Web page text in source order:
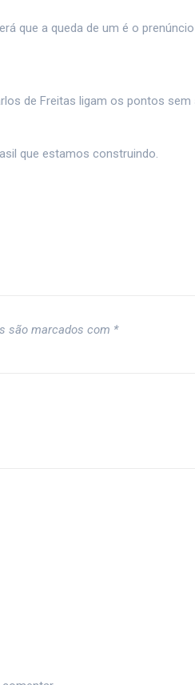
que a queda de um é o
de Freitas ligam os pontos sem
que estamos construindo.
são marcados com *